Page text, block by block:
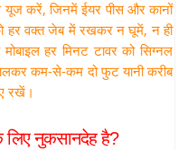
करें, जिनमें ईयर पीस और कानों
हर वक्त जेब में रखकर न घूमें, न ही
हर मिनट टावर को सिग्नल
कम-से-कम दो फुट यानी करीब
रखें।
लिए नुकसानदेह है?